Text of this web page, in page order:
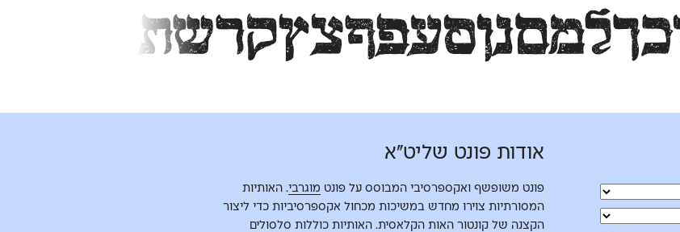
1234567890
אודות פונט שליט״א
פונט משופשף ואקספרסיבי המבוסס על פונט מוגרבי. האותיות
המסורתיות צוירו מחדש במשיכות מכחול אקספרסיביות כדי ליצור
הקצנה של קונטור האות הקלאסית. האותיות כוללות סלסולים